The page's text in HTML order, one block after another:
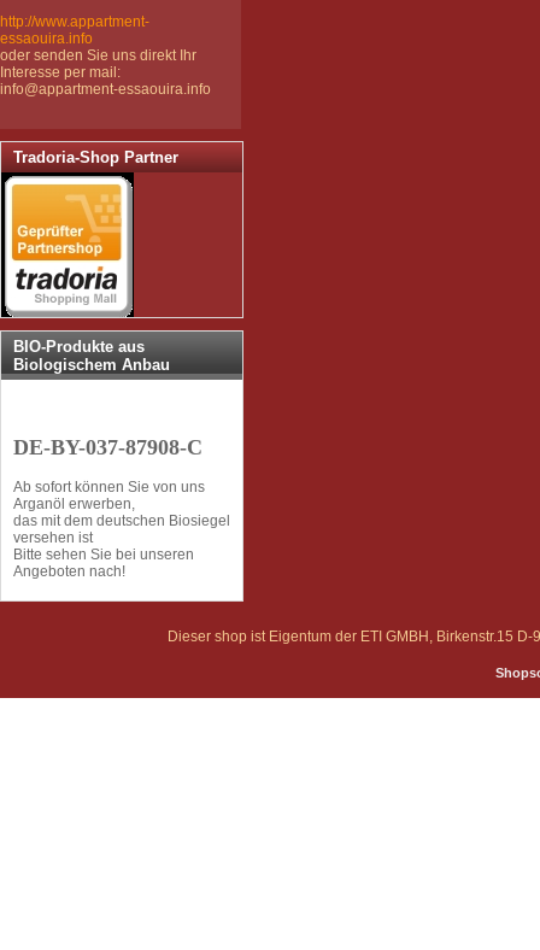
http://www.appartment-
essaouira.info
oder senden Sie uns direkt Ihr
Interesse per mail:
info@appartment-essaouira.info
Tradoria-Shop Partner
BIO-Produkte aus
Biologischem Anbau
DE-BY-037-87908-C
Ab sofort können Sie von uns
Arganöl erwerben,
das mit dem deutschen Biosiegel
versehen ist
Bitte sehen Sie bei unseren
Angeboten nach!
Dieser shop ist Eigentum der ETI GMBH, Birkenstr.15